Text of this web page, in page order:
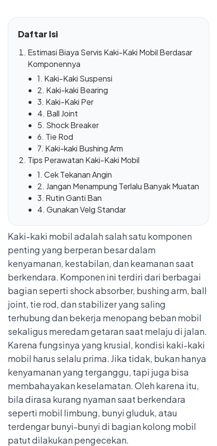
Daftar Isi
Estimasi Biaya Servis Kaki-Kaki Mobil Berdasar
Komponennya
1. Kaki-Kaki Suspensi
2. Kaki-kaki Bearing
3. Kaki-Kaki Per
4. Ball Joint
5. Shock Breaker
6. Tie Rod
7. Kaki-kaki Bushing Arm
Tips Perawatan Kaki-Kaki Mobil
1. Cek Tekanan Angin
2. Jangan Menampung Terlalu Banyak Muatan
3. Rutin Ganti Ban
4. Gunakan Velg Standar
Kaki-kaki mobil adalah salah satu komponen
penting yang berperan besar dalam
kenyamanan, kestabilan, dan keamanan saat
berkendara. Komponen ini terdiri dari berbagai
bagian seperti shock absorber, bushing arm, ball
joint, tie rod, dan stabilizer yang saling
terhubung dan bekerja menopang beban mobil
sekaligus meredam getaran saat melaju di jalan.
Karena fungsinya yang krusial, kondisi kaki-kaki
mobil harus selalu prima. Jika tidak, bukan hanya
kenyamanan yang terganggu, tapi juga bisa
membahayakan keselamatan. Oleh karena itu,
bila dirasa kurang nyaman saat berkendara
seperti mobil limbung, bunyi gluduk , atau
terdengar bunyi-bunyi di bagian kolong mobil
patut dilakukan pengecekan.